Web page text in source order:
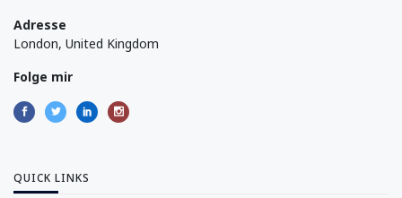
Adresse
London, United Kingdom
Folge mir
QUICK LINKS